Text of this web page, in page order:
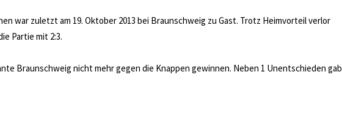
war zuletzt am 19. Oktober 2013 bei Braunschweig zu Gast. Trotz Heimvorteil verlor
Partie mit 2:3.
Braunschweig nicht mehr gegen die Knappen gewinnen. Neben 1 Unentschieden gab